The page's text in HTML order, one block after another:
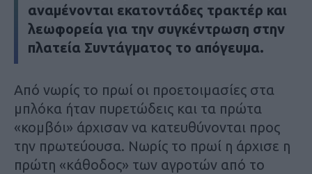
αναμένονται εκατοντάδες τρακτέρ και
λεωφορεία για την συγκέντρωση στην
πλατεία Συντάγματος το απόγευμα.
Από νωρίς το πρωί οι προετοιμασίες στα
μπλόκα ήταν πυρετώδεις και τα πρώτα
«κομβόι» άρχισαν να κατευθύνονται προς
την πρωτεύουσα. Νωρίς το πρωί η άρχισε η
πρώτη «κάθοδος» των αγροτών από το